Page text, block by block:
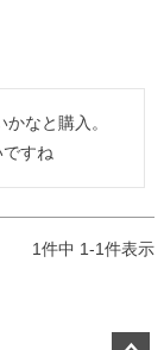
なと購入。
すね
1件中 1-1件表示